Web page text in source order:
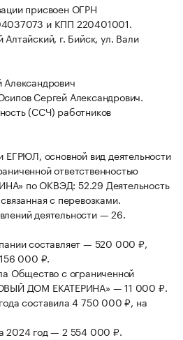
присвоен ОГРН
и КПП 220401001.
г. Бийск, ул. Вали
Сергей Александрович.
(ССЧ) работников
ЕГРЮЛ, основной вид деятельности
ответственностью
по ОКВЭД: 52.29 Деятельность
с перевозками.
деятельности — 26.
составляет — 520 000 ₽,
000 ₽.
Общество с ограниченной
ДОМ ЕКАТЕРИНА» — 11 000 ₽.
составила 4 750 000 ₽, на
2024 год — 2 554 000 ₽.